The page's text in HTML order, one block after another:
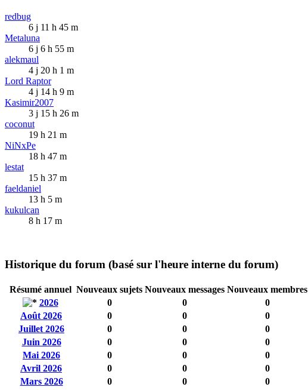
redbug
6 j 11 h 45 m
Metaluna
6 j 6 h 55 m
alekmaul
4 j 20 h 1 m
Lord Raptor
4 j 14 h 9 m
Kasimir2007
3 j 15 h 26 m
coconut
19 h 21 m
NiNxPe
18 h 47 m
lestat
15 h 37 m
faeldaniel
13 h 5 m
kukulcan
8 h 17 m
Historique du forum (basé sur l'heure interne du forum)
Résumé annuel Nouveaux sujets Nouveaux messages Nouveaux membres
2026
0 0 0
Août 2026
0 0 0
Juillet 2026
0 0 0
Juin 2026
0 0 0
Mai 2026
0 0 0
Avril 2026
0 0 0
Mars 2026
0 0 0